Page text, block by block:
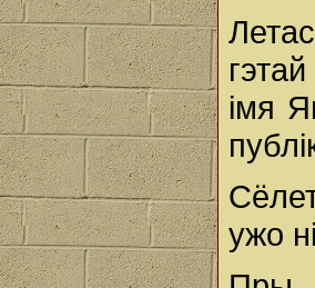
імя
ужо